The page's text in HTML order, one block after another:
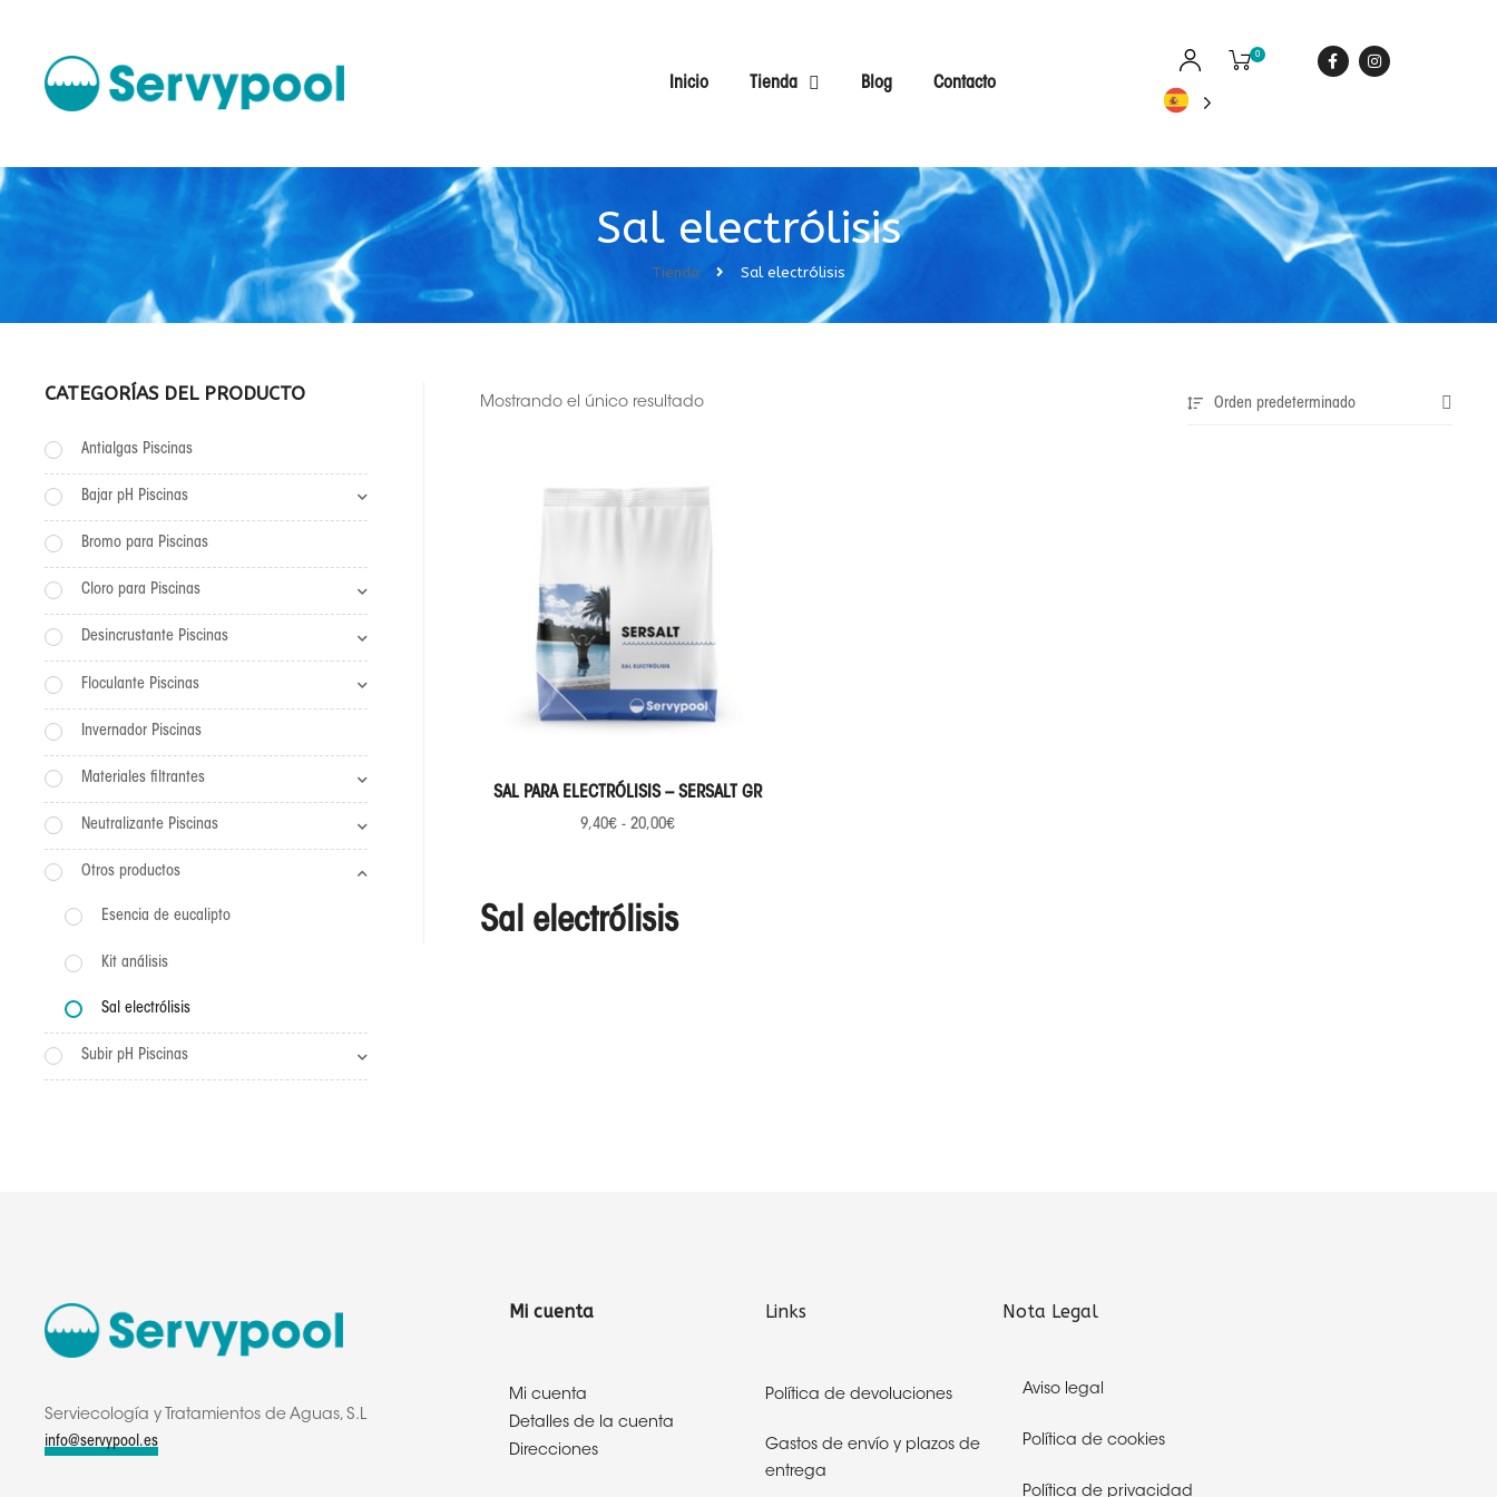
Inicio Tienda Blog Contacto
0
Tienda Sal electrólisis
Sal electrólisis
Mostrando el único resultado Orden predeterminado
SELECCIONAR OPCIONES
SAL PARA ELECTRÓLISIS – SERSALT GR
9,40€ - 20,00€
Sal electrólisis
CATEGORÍAS DEL PRODUCTO
Antialgas Piscinas
Bajar pH Piscinas
Bromo para Piscinas
Cloro para Piscinas
Desincrustante Piscinas
Floculante Piscinas
Invernador Piscinas
Materiales filtrantes
Neutralizante Piscinas
Otros productos
Esencia de eucalipto
Kit análisis
Sal electrólisis
Subir pH Piscinas
Serviecología y Tratamientos de Aguas, S.L
info@servypool.es
Mi cuenta
Mi cuenta
Detalles de la cuenta
Direcciones
Links
Política de devoluciones
Gastos de envío y plazos de
entrega
Nota Legal
Aviso legal
Política de cookies
Política de privacidad